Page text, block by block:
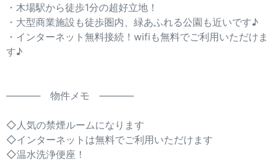
・木場駅から徒歩1分の超好立地！
・大型商業施設も徒歩圏内、緑あふれる公園も近いです♪
・インターネット無料接続！wifiも無料でご利用いただけま
す♪
———– 物件メモ ———–
◇人気の禁煙ルームになります
◇インターネットは無料でご利用いただけます
◇温水洗浄便座！